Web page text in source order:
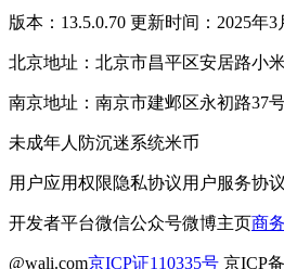
版本：13.5.0.70 更新时间：2025年3
北京地址：北京市昌平区安居路小
南京地址：南京市建邺区永初路37
未成年人防沉迷系统米币
用户应用权限隐私协议用户服务协议
开发者平台微信公众号微博主页商
@wali.com京ICP证110335号 京ICP